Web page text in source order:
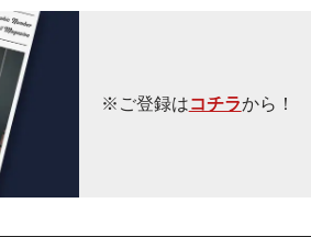
※ご登録はコチラから！